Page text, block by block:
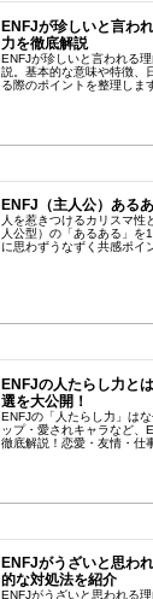
ENFJが珍しいと言わ
力を徹底解説
ENFJが珍しいと言われる
説。基本的な意味や特徴、
る際のポイントを整理しま
ENFJ（主人公）ある
人を惹きつけるカリスマ性
人公型）の「あるある」を
に思わずうなずく共感ポイ
ENFJの人たらし力と
選を大公開！
ENFJの「人たらし力」は
ップ・愛されキャラなど、
徹底解説！恋愛・友情・仕
ENFJがうざいと思わ
的な対処法を紹介
ENFJがうざいと思われる